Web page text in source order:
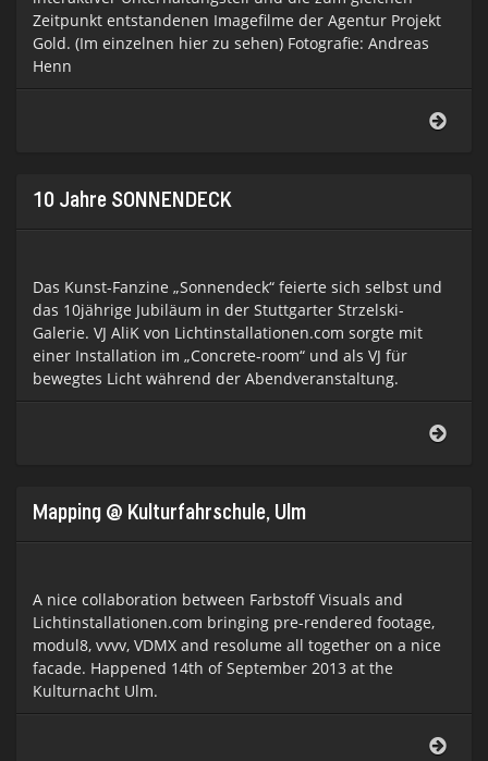
Zeitpunkt entstandenen Imagefilme der Agentur Projekt
Gold. (Im einzelnen hier zu sehen) Fotografie: Andreas
Henn
10 Jahre SONNENDECK
Das Kunst-Fanzine „Sonnendeck“ feierte sich selbst und
das 10jährige Jubiläum in der Stuttgarter Strzelski-
Galerie. VJ AliK von Lichtinstallationen.com sorgte mit
einer Installation im „Concrete-room“ und als VJ für
bewegtes Licht während der Abendveranstaltung.
Mapping @ Kulturfahrschule, Ulm
A nice collaboration between Farbstoff Visuals and
Lichtinstallationen.com bringing pre-rendered footage,
modul8, vvvv, VDMX and resolume all together on a nice
facade. Happened 14th of September 2013 at the
Kulturnacht Ulm.